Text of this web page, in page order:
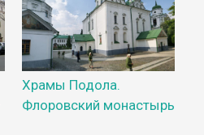
Храмы Подола.
Флоровский монастырь